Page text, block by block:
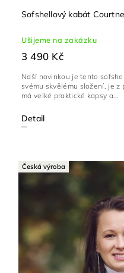
Sofshellový kabát
Ušijeme na zakázku
3 490 Kč
Detail
Naší novinkou je tento
svému skvělému složení, je z
má velké praktické kapsy a...
Česká výroba